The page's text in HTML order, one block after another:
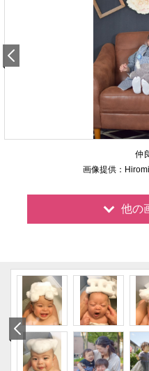
仲
画像提供：
他の